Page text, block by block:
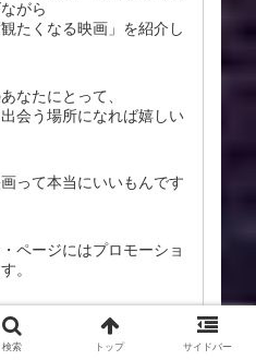
がら
観たくなる映画」を紹介し
なたにとって、
会う場所になれば嬉しい
って本当にいいもんです
ページにはプロモーショ
。
がある場合は、削除対応を
すので
検索 トップ サイドバー